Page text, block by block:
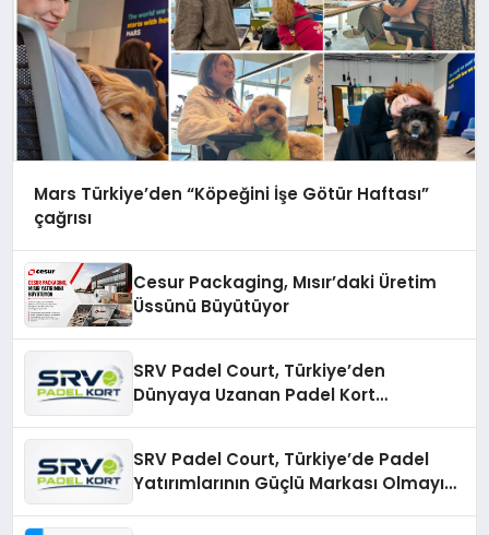
Mars Türkiye’den “Köpeğini İşe Götür Haftası”
çağrısı
Cesur Packaging, Mısır’daki Üretim
Üssünü Büyütüyor
SRV Padel Court, Türkiye’den
Dünyaya Uzanan Padel Kort
SRV Padel Court, Türkiye’de Padel
Yatırımlarının Güçlü Markası Olmayı